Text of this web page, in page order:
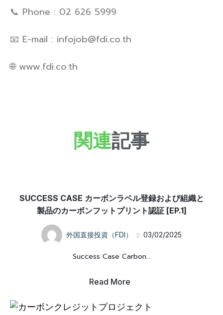
📞 Phone : 02 626 5999
📧 E-mail : infojob@fdi.co.th
🌐 www.fdi.co.th
関連記事
SUCCESS CASE カーボンラベル登録および組織と
製品のカーボンフットプリント認証 [EP.1]
外国直接投資（FDI） 03/02/2025
Success Case Carbon...
Read More